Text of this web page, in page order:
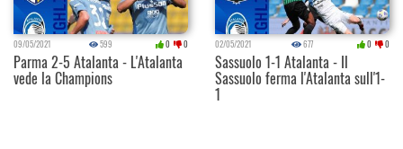
09/05/2021 599 0 0
Parma 2-5 Atalanta - L'Atalanta
vede la Champions
02/05/2021 677 0 0
Sassuolo 1-1 Atalanta - Il
Sassuolo ferma l'Atalanta sull'1-
1